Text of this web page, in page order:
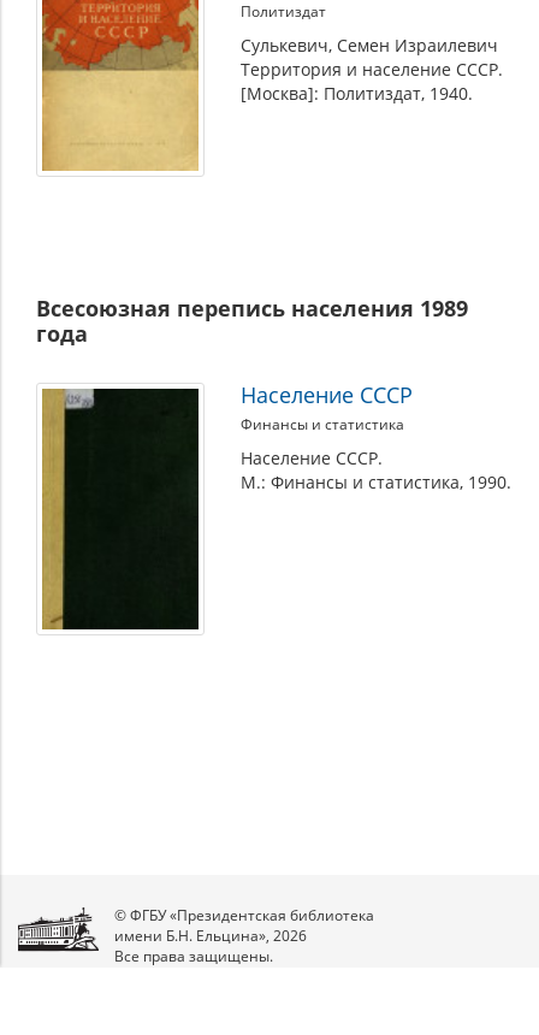
Политиздат
Сулькевич, Семен Израилевич
Территория и население СССР.
[Москва]: Политиздат, 1940.
Всесоюзная перепись населения 1989
года
Население СССР
Финансы и статистика
Население СССР.
М.: Финансы и статистика, 1990.
© ФГБУ «Президентская библиотека
имени Б.Н. Ельцина», 2026
Все права защищены.